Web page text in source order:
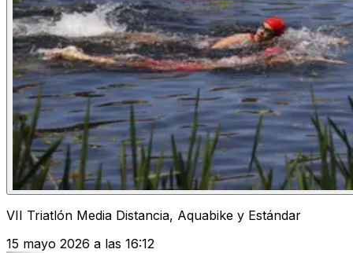
VII Triatlón Media Distancia, Aquabike y Estándar
15 mayo 2026 a las 16:12